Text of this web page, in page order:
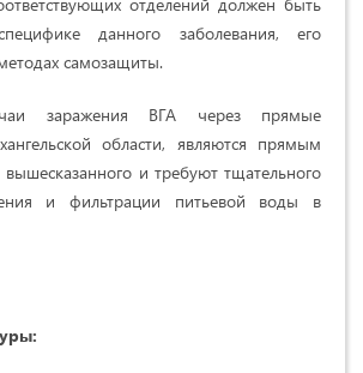
данного заболевания, его
самозащиты.
заражения ВГА через прямые
области, являются прямым
и требуют тщательного
и фильтрации питьевой воды в